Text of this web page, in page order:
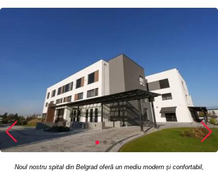
Noul nostru spital din Belgrad oferă un mediu modern și confortabil,